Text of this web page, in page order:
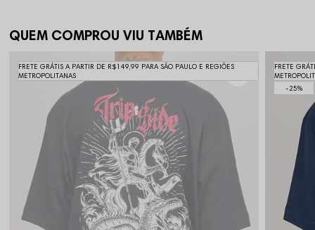
QUEM COMPROU VIU TAMBÉM
FRETE GRÁTIS A PARTIR DE R$149,99 PARA SÃO PAULO E REGIÕES
METROPOLITANAS
25%
FRETE